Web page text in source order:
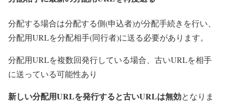
分配する場合は分配する側(申込者)が分配手続きを行い、
分配用URLを分配相手(同行者)に送る必要があり ます。
分配用URLを複数回発行している場合、古いURLを相手
に送っている可能性あり
新しい分配用URLを発行すると古いURLは無効となりま